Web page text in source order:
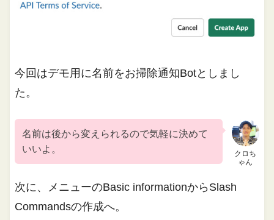
今回はデモ用に名前をお掃除通知Botとしまし
た。
クロち
ゃん
名前は後から変えられるので気軽に決めて
いいよ。
次に、メニューのBasic informationからSlash
Commandsの作成へ。